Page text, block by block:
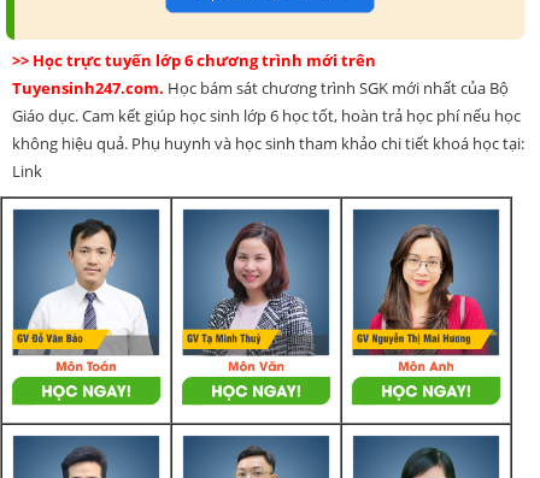
>> Học trực tuyến lớp 6 chương trình mới trên
Tuyensinh247.com. Học bám sát chương trình SGK mới nhất của Bộ
Giáo dục. Cam kết giúp học sinh lớp 6 học tốt, hoàn trả học phí nếu học
không hiệu quả. Phụ huynh và học sinh tham khảo chi tiết khoá học tại:
Link